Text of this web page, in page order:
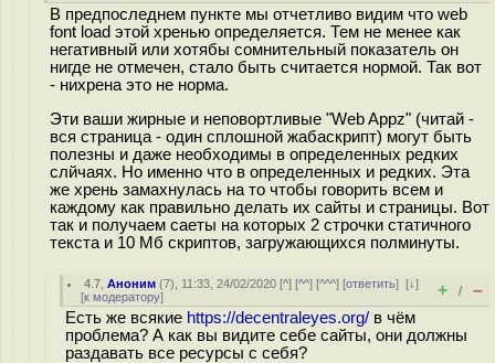
В предпоследнем пункте мы отчетливо видим что web
font load этой хренью определяется. Тем не менее как
негативный или хотябы сомнительный показатель он
нигде не отмечен, стало быть считается нормой. Так вот
- нихрена это не норма.
Эти ваши жирные и неповортливые "Web Appz" (читай -
вся страница - один сплошной жабаскрипт) могут быть
полезны и даже необходимы в определенных редких
слйчаях. Но именно что в определенных и редких. Эта
же хрень замахнулась на то чтобы говорить всем и
каждому как правильно делать их сайты и страницы. Вот
так и получаем саеты на которых 2 строчки статичного
текста и 10 Мб скриптов, загружающихся полминуты.
4.7 ,Аноним (7), 11:33, 24/02/2020 [^] [^^] [^^^] [ответить][↓]
[к модератору] + / –
Есть же всякие https://decentraleyes.org/ в чём
проблема? А как вы видите себе сайты, они должны
раздавать все ресурсы с себя?